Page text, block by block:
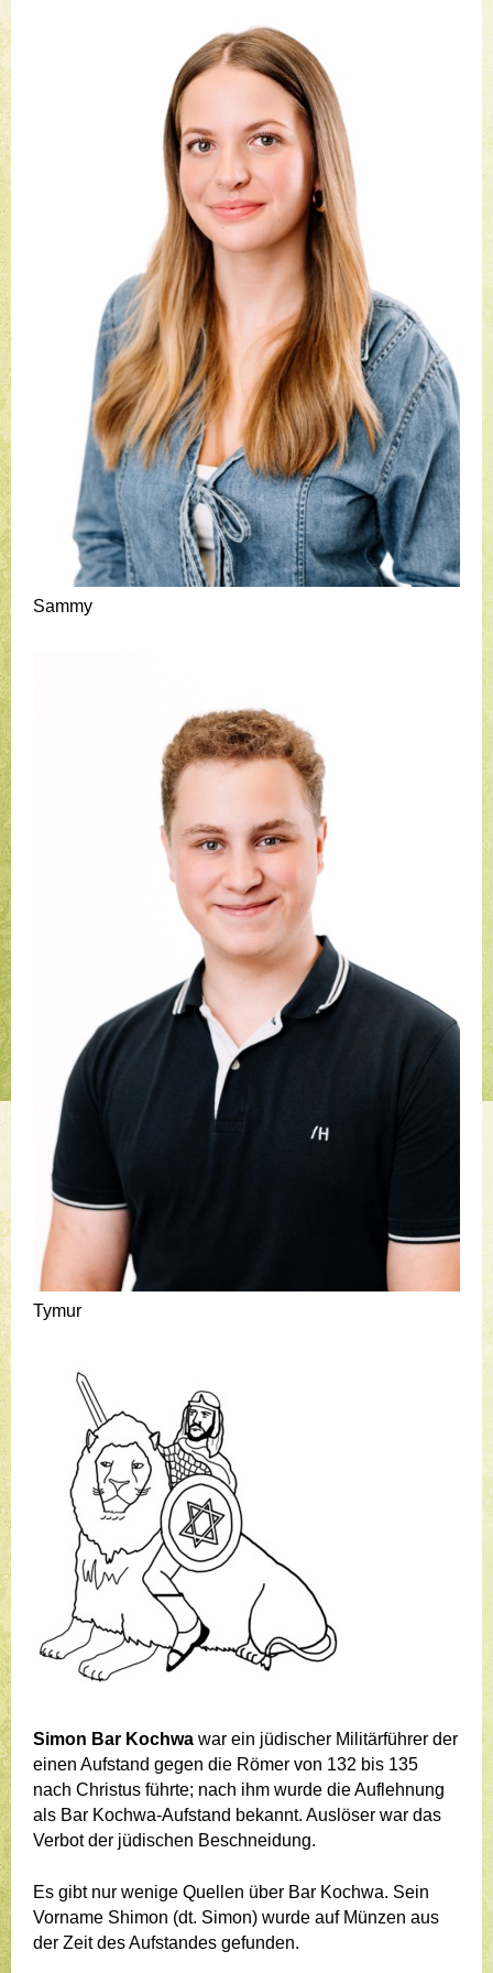
Sammy
Tymur
Simon Bar Kochwawar ein jüdischer Militärführer der
einen Aufstand gegen die Römer von 132 bis 135
nach Christus führte; nach ihm wurde die Auflehnung
als Bar Kochwa-Aufstand bekannt. Auslöser war das
Verbot der jüdischen Beschneidung.
Es gibt nur wenige Quellen über Bar Kochwa. Sein
Vorname Shimon (dt. Simon) wurde auf Münzen aus
der Zeit des Aufstandes gefunden.